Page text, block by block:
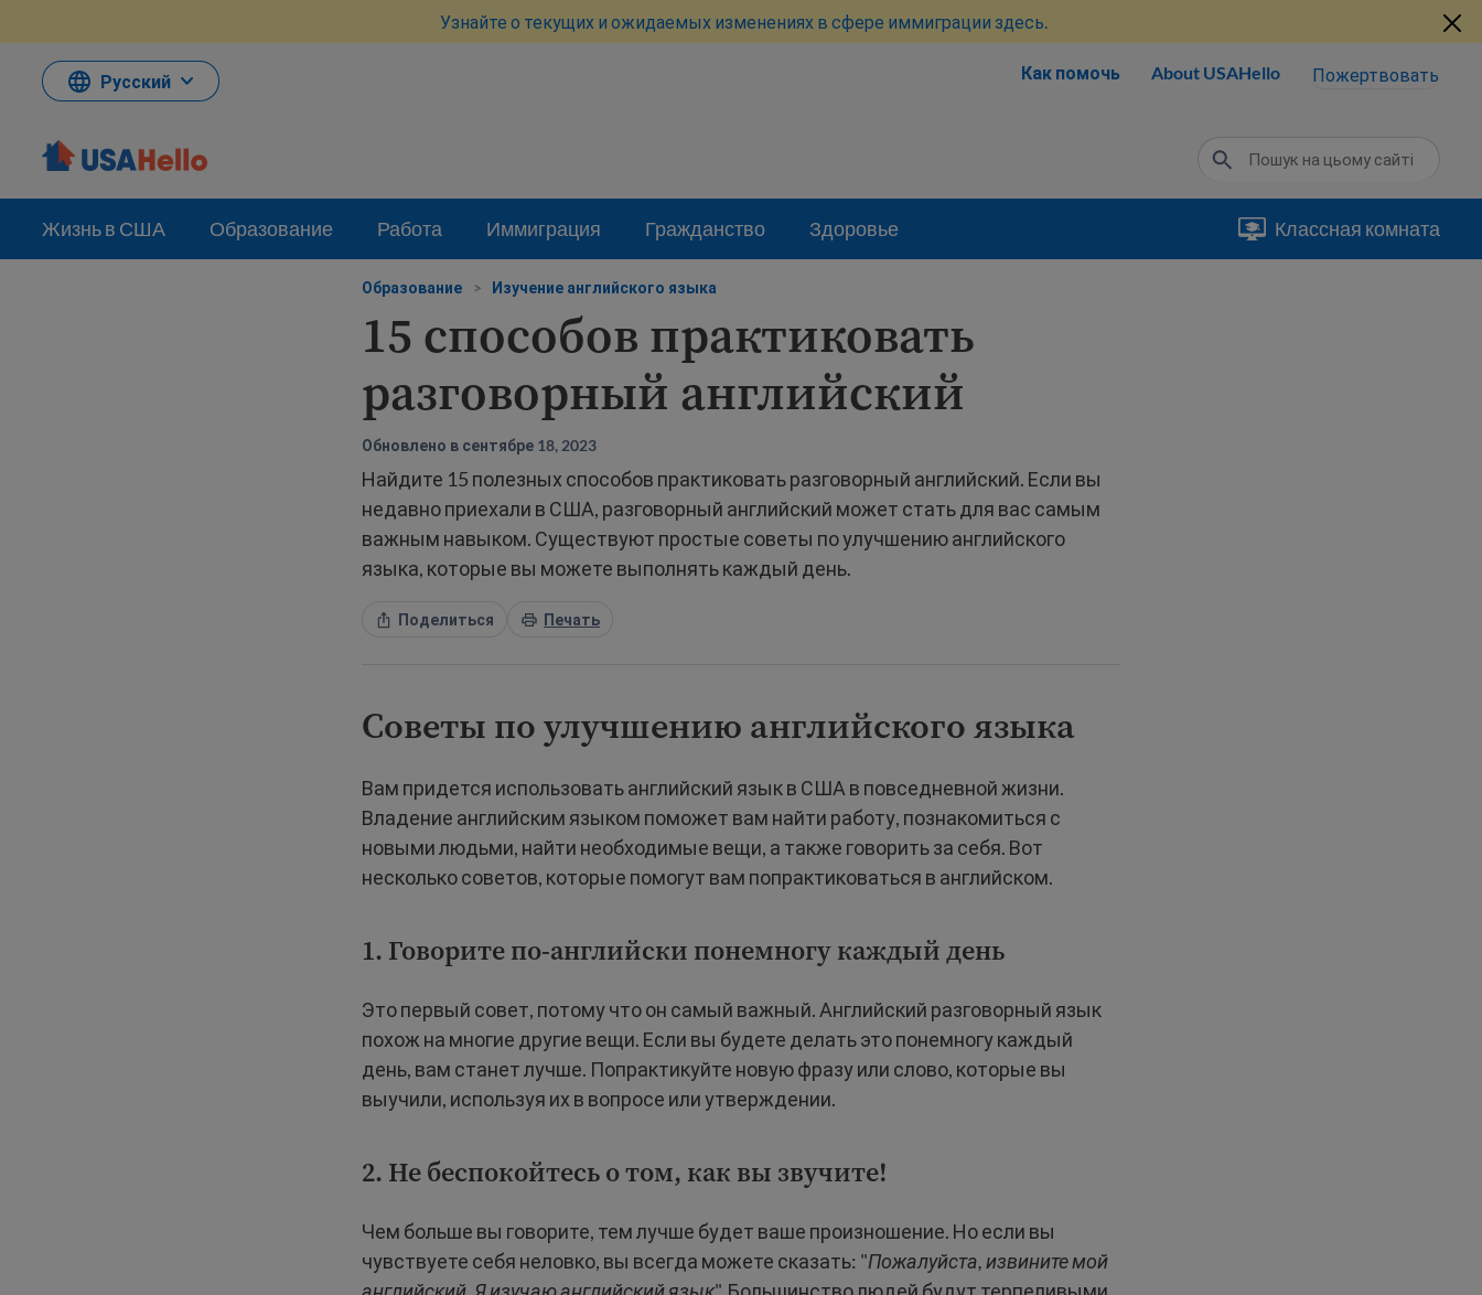
материалам
Узнайте о текущих и ожидаемых изменениях в сфере иммиграции здесь.
Русский Как помочь About USAHello Пожертвовать
Жизнь в США Образование Работа Иммиграция Гражданство Здоровье Классная комната
Образование > Изучение английского языка
15 способов практиковать
разговорный английский
Обновлено в сентябре 18, 2023
Найдите 15 полезных способов практиковать разговорный английский. Если вы
недавно приехали в США, разговорный английский может стать для вас самым
важным навыком. Существуют простые советы по улучшению английского
языка, которые вы можете выполнять каждый день.
Поделиться Печать
Советы по улучшению английского языка
Вам придется использовать английский язык в США в повседневной жизни.
Владение английским языком поможет вам найти работу, познакомиться с
новыми людьми, найти необходимые вещи, а также говорить за себя. Вот
несколько советов, которые помогут вам попрактиковаться в английском.
1. Говорите по-английски понемногу каждый день
Это первый совет, потому что он самый важный. Английский разговорный язык
похож на многие другие вещи. Если вы будете делать это понемногу каждый
день, вам станет лучше. Попрактикуйте новую фразу или слово, которые вы
выучили, используя их в вопросе или утверждении.
2. Не беспокойтесь о том, как вы звучите!
Чем больше вы говорите, тем лучше будет ваше произношение. Но если вы
чувствуете себя неловко, вы всегда можете сказать: "Пожалуйста, извините мой